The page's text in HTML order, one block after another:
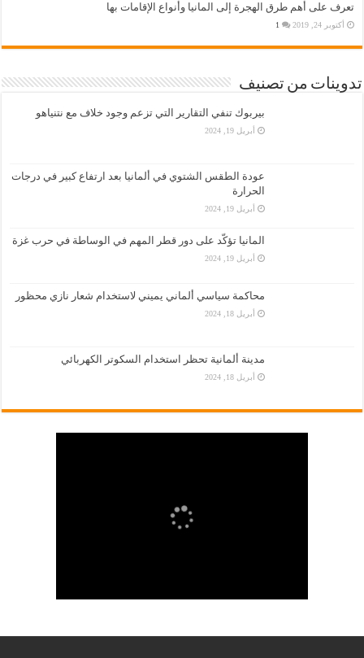
تعرف على أهم طرق الهجرة إلى المانيا وأنواع الإقامات بها
أكتوبر 24, 2019 1
تدوينات من تصنيف
بيربوك تنفي التقارير التي تزعم وجود خلاف مع نتنياهو
أبريل 19, 2024
عودة الطقس الشتوي في ألمانيا بعد ارتفاع كبير في درجات
الحرارة
أبريل 19, 2024
المانيا تؤكّد على دور قطر المهم في الوساطة في حرب غزة
أبريل 19, 2024
محاكمة سياسي ألماني يميني لاستخدام شعار نازي محظور
أبريل 18, 2024
مدينة ألمانية تحظر استخدام السكوتر الكهربائي
أبريل 18, 2024